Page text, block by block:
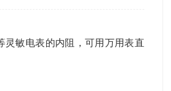
灵敏电表的内阻，可用万用表直